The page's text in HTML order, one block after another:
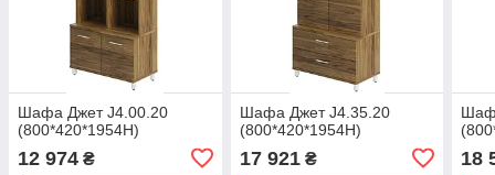
Шафа Джет J4.00.20
(800*420*1954Н)
12 974 ₴
Шафа Джет J4.35.20
(800*420*1954Н)
17 921₴ 18